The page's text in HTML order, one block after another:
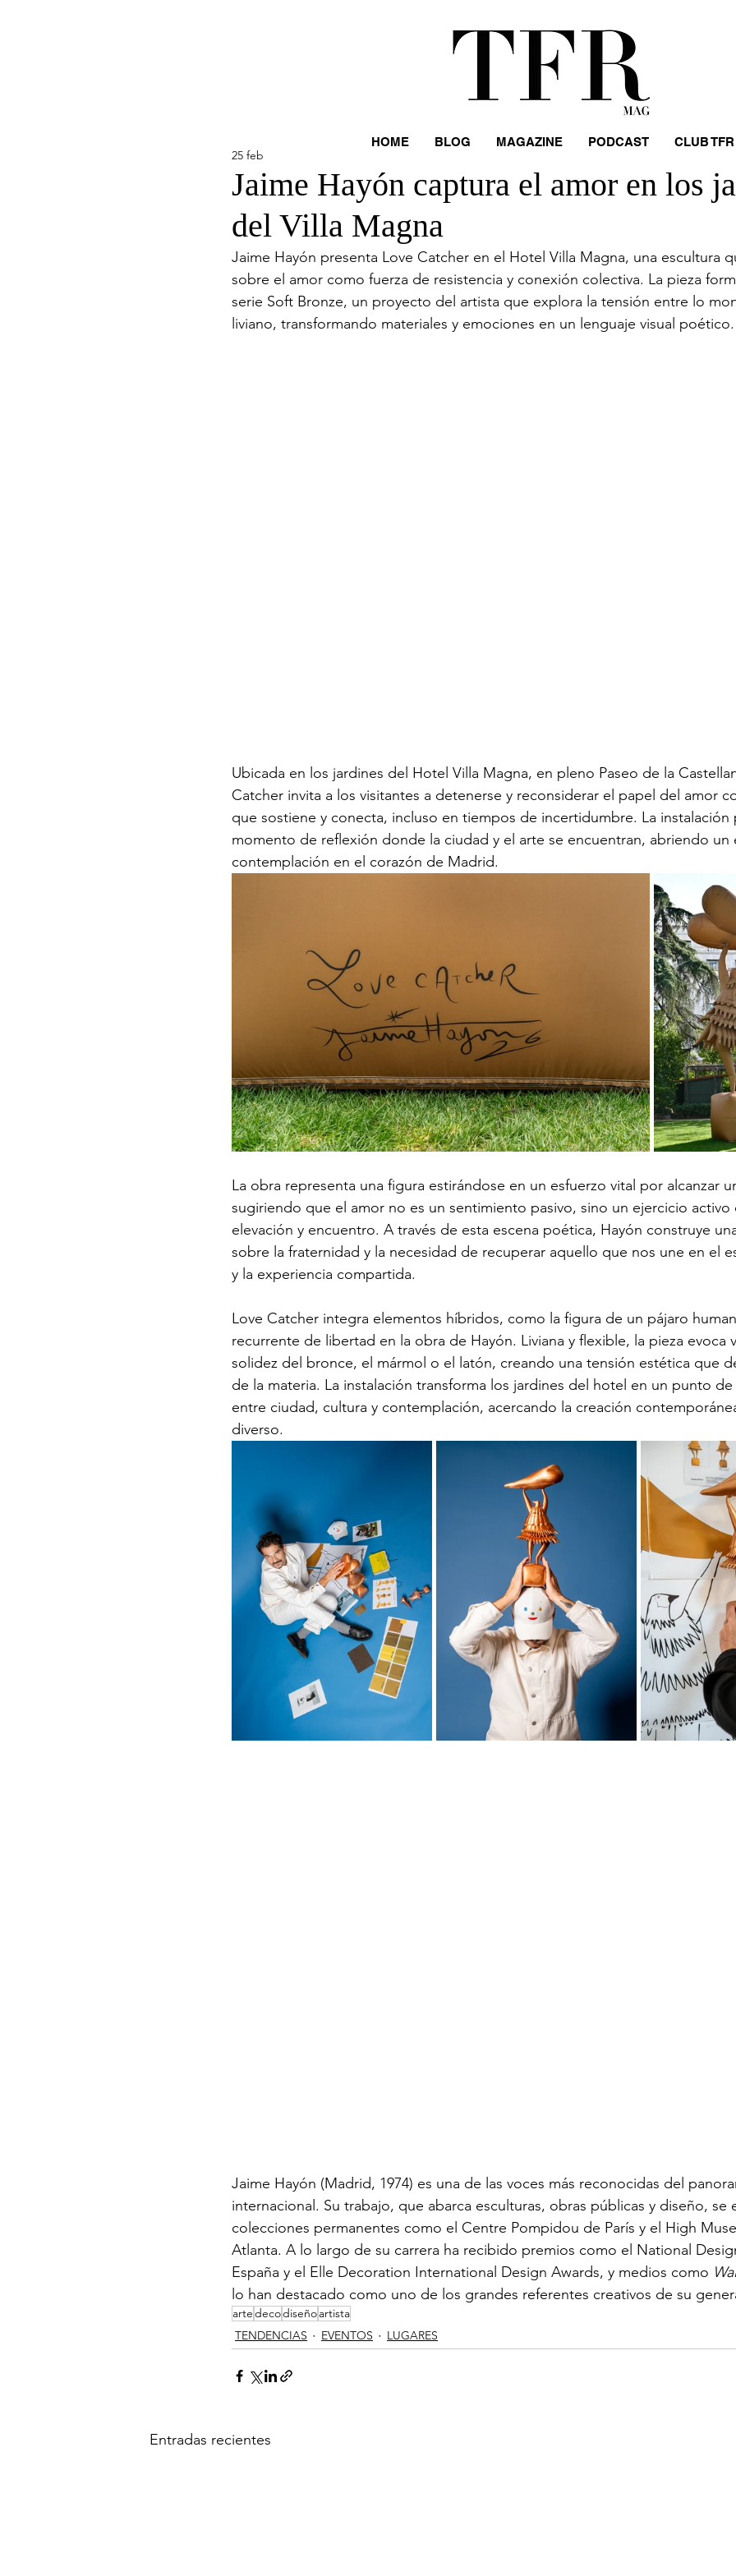
Jaime Hayón captura el amor en los
del Villa Magna
25 feb
Jaime Hayón presenta Love Catcher en el Hotel Villa Magna, una escultura
sobre el amor como fuerza de resistencia y conexión colectiva. La pieza
serie Soft Bronze, un proyecto del artista que explora la tensión entre lo
liviano, transformando materiales y emociones en un lenguaje visual poético.
Ubicada en los jardines del Hotel Villa Magna, en pleno Paseo de la
Catcher invita a los visitantes a detenerse y reconsiderar el papel del amor
que sostiene y conecta, incluso en tiempos de incertidumbre. La
momento de reflexión donde la ciudad y el arte se encuentran, abriendo
contemplación en el corazón de Madrid.
La obra representa una figura estirándose en un esfuerzo vital por alcanzar
sugiriendo que el amor no es un sentimiento pasivo, sino un ejercicio
elevación y encuentro. A través de esta escena poética, Hayón construye
sobre la fraternidad y la necesidad de recuperar aquello que nos une en el
y la experiencia compartida.
Love Catcher integra elementos híbridos, como la figura de un pájaro
recurrente de libertad en la obra de Hayón. Liviana y flexible, la pieza evoca
solidez del bronce, el mármol o el latón, creando una tensión estética que
de la materia. La instalación transforma los jardines del hotel en un punto
entre ciudad, cultura y contemplación, acercando la creación
diverso.
Jaime Hayón (Madrid, 1974) es una de las voces más reconocidas del
internacional. Su trabajo, que abarca esculturas, obras públicas y diseño,
colecciones permanentes como el Centre Pompidou de París y el High
Atlanta. A lo largo de su carrera ha recibido premios como el National
España y el Elle Decoration International Design Awards, y medios como
lo han destacado como uno de los grandes referentes creativos de su
artedecodiseñoartista
TENDENCIAS
EVENTOS LUGARES
Entradas recientes
HOME BLOG MAGAZINE PODCAST CLUB TFR